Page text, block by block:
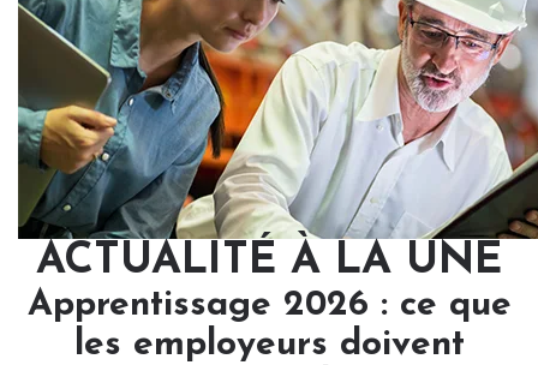
ACTUALITÉ À LA UNE
Apprentissage 2026 : ce que
les employeurs doivent